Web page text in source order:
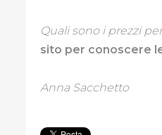
Quali sono i prezzi
sito per conoscere
Anna Sacchetto